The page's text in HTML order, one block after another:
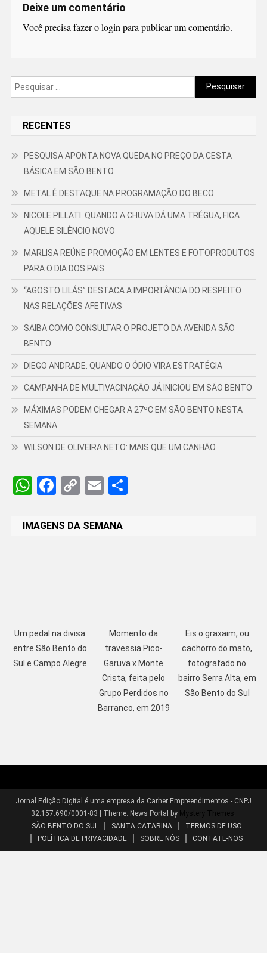
Deixe um comentário
Você precisa fazer ologin para publicar um comentário.
Pesquisar
por:
RECENTES
PESQUISA APONTA NOVA QUEDA NO PREÇO DA CESTA
BÁSICA EM SÃO BENTO
METAL É DESTAQUE NA PROGRAMAÇÃO DO BECO
NICOLE PILLATI: QUANDO A CHUVA DÁ UMA TRÉGUA, FICA
AQUELE SILÊNCIO NOVO
MARLISA REÚNE PROMOÇÃO EM LENTES E FOTOPRODUTOS
PARA O DIA DOS PAIS
“AGOSTO LILÁS” DESTACA A IMPORTÂNCIA DO RESPEITO
NAS RELAÇÕES AFETIVAS
SAIBA COMO CONSULTAR O PROJETO DA AVENIDA SÃO
BENTO
DIEGO ANDRADE: QUANDO O ÓDIO VIRA ESTRATÉGIA
CAMPANHA DE MULTIVACINAÇÃO JÁ INICIOU EM SÃO BENTO
MÁXIMAS PODEM CHEGAR A 27ºC EM SÃO BENTO NESTA
SEMANA
WILSON DE OLIVEIRA NETO: MAIS QUE UM CANHÃO
WhatsApp
Facebook
CopyEmailShare
IMAGENS DA SEMANA
Um pedal na divisa
entre São Bento do
Sul e Campo Alegre
Momento da
travessia Pico-
Garuva x Monte
Crista, feita pelo
Grupo Perdidos no
Barranco, em 2019
Eis o graxaim, ou
cachorro do mato,
fotografado no
bairro Serra Alta, em
São Bento do Sul
Jornal Edição Digital é uma empresa da Carher Empreendimentos - CNPJ
32.157.690/0001-83 | Theme: News Portal by Mystery Themes .
SÃO BENTO DO SUL
SANTA CATARINA
TERMOS DE USO
POLÍTICA DE PRIVACIDADE
SOBRE NÓS CONTATE-NOS